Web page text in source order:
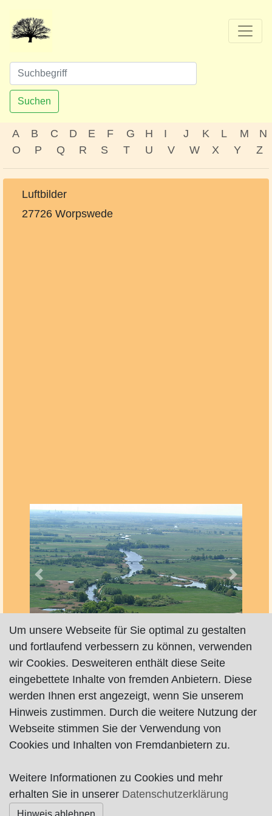
Suchen
A B C D E F G H I J K L M
N
O
P Q R S T U V W X Y Z
Luftbilder
27726 Worpswede
Vorheriges
Exklusiv-Fotos vom KünstlerdorfWorpswedevon
oben aus der Vogelperspektive.
Karte nur sichtbar, wenn Cookies erlaubt!
Um unsere Webseite für Sie optimal zu gestalten
und fortlaufend verbessern zu können, verwenden
wir Cookies. Desweiteren enthält diese Seite
eingebettete Inhalte von fremden Anbietern. Diese
werden Ihnen erst angezeigt, wenn Sie unserem
Hinweis zustimmen. Durch die weitere Nutzung der
Webseite stimmen Sie der Verwendung von
Cookies und Inhalten von Fremdanbietern zu.
Weitere Informationen zu Cookies und mehr
erhalten Sie in unserer Datenschutzerklärung
Hinweis ablehnen